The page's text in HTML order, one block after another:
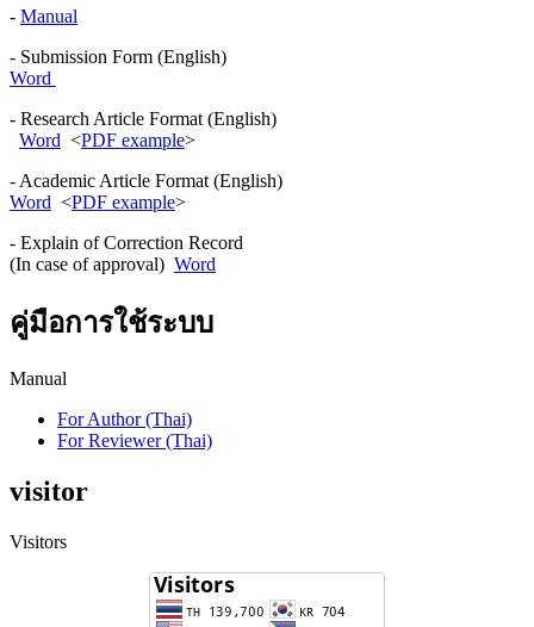
- Manual
- Submission Form (English)
Word
- Research Article Format (English)
Word <PDF example>
- Academic Article Format (English)
Word <PDF example>
- Explain of Correction Record
(In case of approval) Word
คู่มือการใช้ระบบ
Manual
For Author (Thai)
For Reviewer (Thai)
visitor
Visitors